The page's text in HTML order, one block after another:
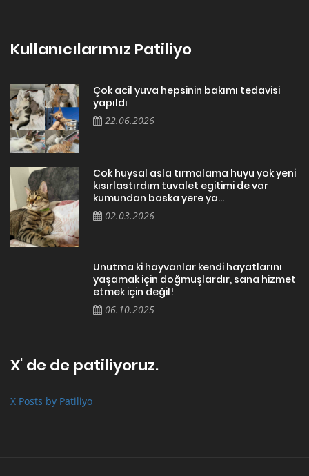
Kullanıcılarımız Patiliyo
Çok acil yuva hepsinin bakımı tedavisi
yapıldı
22.06.2026
Cok huysal asla tırmalama huyu yok yeni
kısırlastırdım tuvalet egitimi de var
kumundan baska yere ya...
02.03.2026
Unutma ki hayvanlar kendi hayatlarını
yaşamak için doğmuşlardır, sana hizmet
etmek için değil!
06.10.2025
X' de de patiliyoruz.
X Posts by Patiliyo